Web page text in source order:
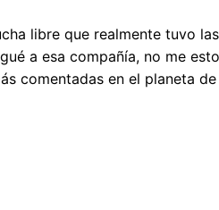
libre que realmente tuvo
a esa compañía, no me
comentadas en el planeta